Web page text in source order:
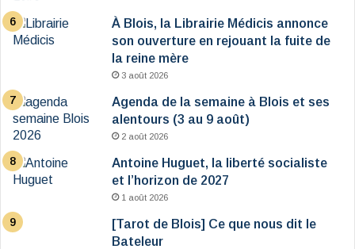
À Blois, la Librairie Médicis annonce
son ouverture en rejouant la fuite de
la reine mère
3 août 2026
Agenda de la semaine à Blois et ses
alentours (3 au 9 août)
2 août 2026
Antoine Huguet, la liberté socialiste
et l’horizon de 2027
1 août 2026
[Tarot de Blois] Ce que nous dit le
Bateleur